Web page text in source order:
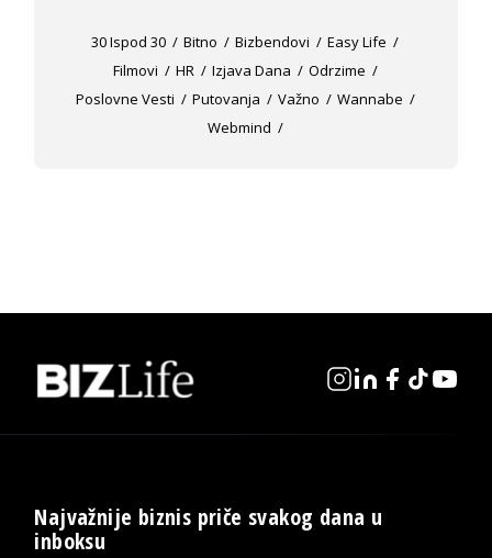
30 Ispod 30 Bitno Bizbendovi
Easy Life
Filmovi
HR Izjava Dana
Odrzime
Poslovne Vesti
Putovanja Važno
Wannabe
Webmind
Najvažnije biznis priče svakog dana u
inboksu